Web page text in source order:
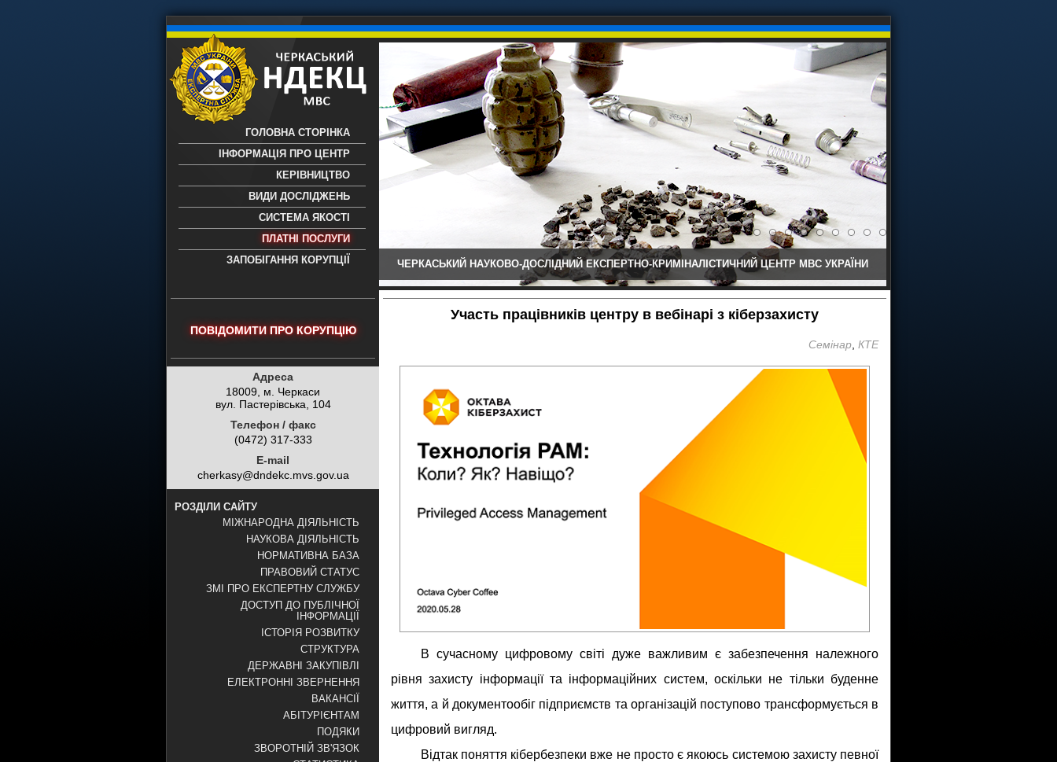
науково-дослідний експертно-
- проведення всих видів судових
експертиз
ГОЛОВНА СТОРІНКА
ІНФОРМАЦІЯ ПРО ЦЕНТР
КЕРІВНИЦТВО
ВИДИ ДОСЛІДЖЕНЬ
СИСТЕМА ЯКОСТІ
ПЛАТНІ ПОСЛУГИ
ЗАПОБІГАННЯ КОРУПЦІЇ
ЧЕРКАСЬКИЙ НАУКОВО-ДОСЛІДНИЙ ЕКСПЕРТНО-КРИМІНАЛІСТИЧНИЙ ЦЕНТР МВС УКРАЇНИ
ПОВІДОМИТИ ПРО КОРУПЦІЮ
Адреса
18009, м. Черкаси
вул. Пастерівська, 104
Телефон / факс
(0472) 317-333
E-mail
cherkasy@dndekc.mvs.gov.ua
РОЗДІЛИ САЙТУ
МІЖНАРОДНА ДІЯЛЬНІСТЬ
НАУКОВА ДІЯЛЬНІСТЬ
НОРМАТИВНА БАЗА
ПРАВОВИЙ СТАТУС
ЗМІ ПРО ЕКСПЕРТНУ СЛУЖБУ
ДОСТУП ДО ПУБЛІЧНОЇ
ІНФОРМАЦІЇ
ІСТОРІЯ РОЗВИТКУ
СТРУКТУРА
ДЕРЖАВНІ ЗАКУПІВЛІ
ЕЛЕКТРОННІ ЗВЕРНЕННЯ
ВАКАНСІЇ
АБІТУРІЄНТАМ
ПОДЯКИ
ЗВОРОТНІЙ ЗВ'ЯЗОК
Участь працівників центру в вебінарі з кіберзахисту
Семінар КТЕ
В сучасному цифровому світі дуже важливим є забезпечення належного
рівня захисту інформації та інформаційних систем, оскільки не тільки буденне
життя, а й документообіг підприємств та організацій поступово трансформується в
цифровий вигляд.
Відтак поняття кібербезпеки вже не просто є якоюсь системою захисту певної